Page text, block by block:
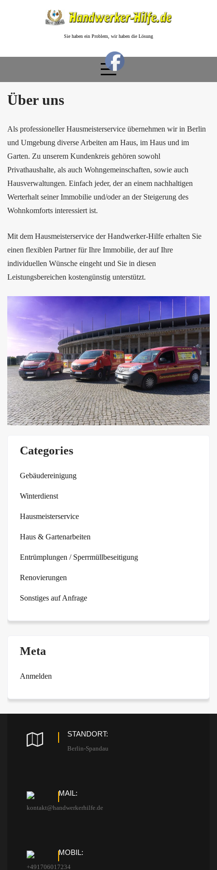
Sie haben ein Problem, wir haben die Lösung
Über uns
Als professioneller Hausmeisterservice übernehmen wir in Berlin
und Umgebung diverse Arbeiten am Haus, im Haus und im
Garten. Zu unserem Kundenkreis gehören sowohl
Privathaushalte, als auch Wohngemeinschaften, sowie auch
Hausverwaltungen. Einfach jeder, der an einem nachhaltigen
Werterhalt seiner Immobilie und/oder an der Steigerung des
Wohnkomforts interessiert ist.
Mit dem Hausmeisterservice der Handwerker-Hilfe erhalten Sie
einen flexiblen Partner für Ihre Immobilie, der auf Ihre
individuellen Wünsche eingeht und Sie in diesen
Leistungsbereichen kostengünstig unterstützt.
Categories
Gebäudereinigung
Winterdienst
Hausmeisterservice
Haus & Gartenarbeiten
Entrümplungen / Sperrmüllbeseitigung
Renovierungen
Sonstiges auf Anfrage
Meta
Anmelden
STANDORT:
Berlin-Spandau
MAIL:
kontakt@handwerkerhilfe.de
MOBIL:
+491706017234